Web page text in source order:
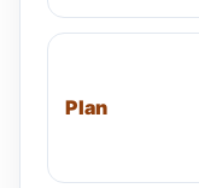
Plan